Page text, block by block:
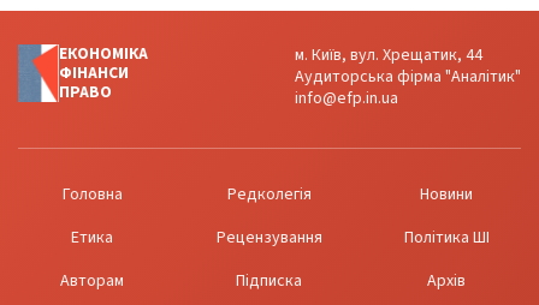
ЕКОНОМІКА
ФІНАНСИ
ПРАВО
м. Київ, вул. Хрещатик, 44
Аудиторська фірма "Аналітик"
info@efp.in.ua
Головна Редколегія
Новини
Етика
Рецензування
Політика ШІ
Авторам
Підписка Архів